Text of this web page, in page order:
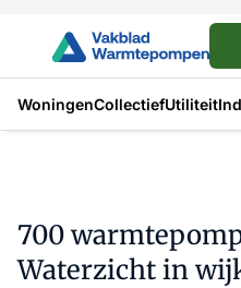
WoningenCollectiefUtiliteit
700
Waterzicht in